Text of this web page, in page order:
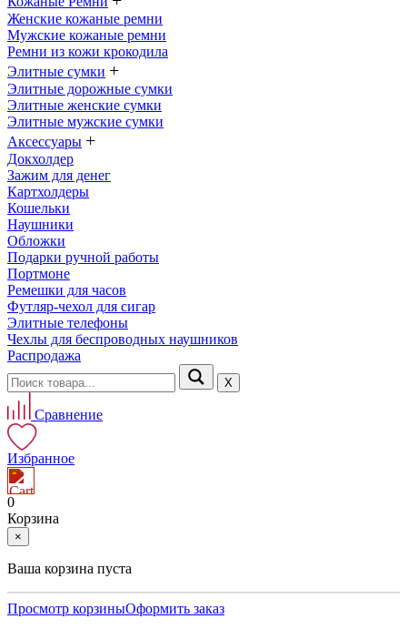
Женские кожаные ремни
Мужские кожаные ремни
Ремни из кожи крокодила
Элитные сумки +
Элитные дорожные сумки
Элитные женские сумки
Элитные мужские сумки
Аксессуары +
Докхолдер
Зажим для денег
Картхолдеры
Кошельки
Наушники
Обложки
Подарки ручной работы
Портмоне
Ремешки для часов
Футляр-чехол для сигар
Элитные телефоны
Чехлы для беспроводных наушников
Распродажа
Х
Сравнение
Избранное
0
Корзина
×
Ваша корзина пуста
Просмотр корзиныОформить заказ